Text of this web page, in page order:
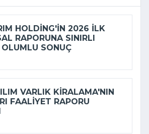
HOLDING'IN 2026 ILK
RAPORUNA SINIRLI
OLUMLU SONUÇ
VARLIK KIRALAMA'NIN
FAALIYET RAPORU